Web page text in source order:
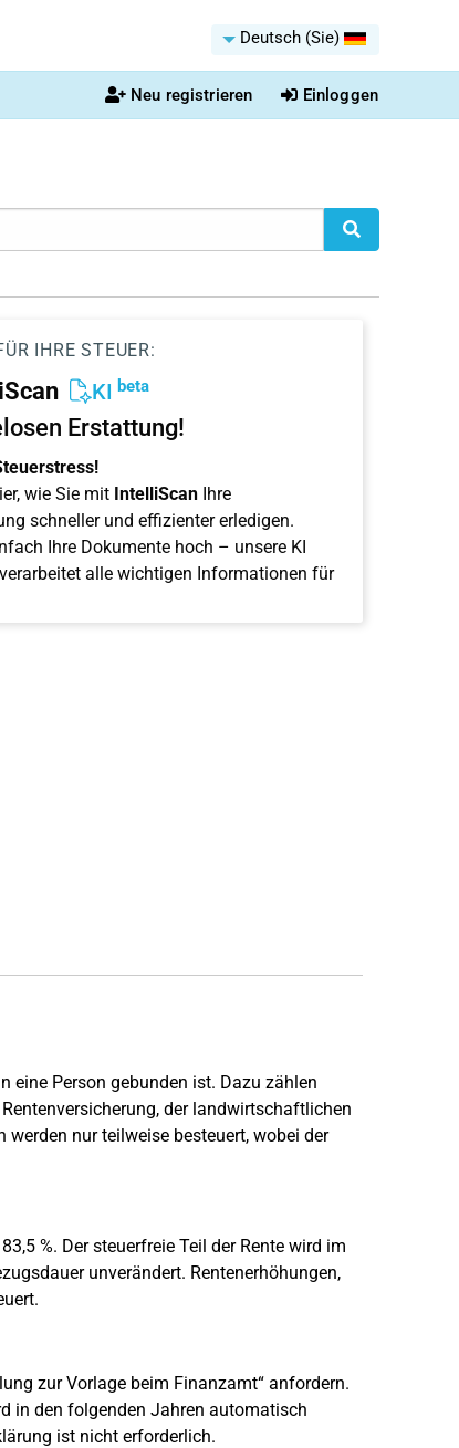
Deutsch (Sie)
Neu registrieren Einloggen
IHRE STEUER:
KI beta
Erstattung!
wie Sie mit IntelliScanIhre
schneller und effizienter erledigen.
Ihre Dokumente hoch – unsere KI
alle wichtigen Informationen für
eine Person gebunden ist. Dazu zählen
der landwirtschaftlichen
nur teilweise besteuert, wobei der
%. Der steuerfreie Teil der Rente wird im
unverändert. Rentenerhöhungen,
zur Vorlage beim Finanzamt“ anfordern.
in den folgenden Jahren automatisch
ist nicht erforderlich.